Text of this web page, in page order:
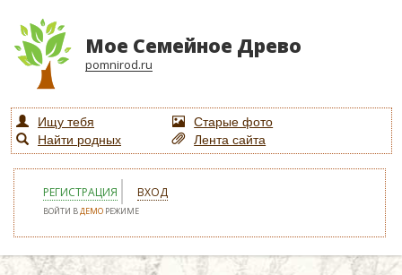
Мое Семейное Древо
pomnirod.ru
Ищу тебя
Старые фото
Найти родных
Лента сайта
РЕГИСТРАЦИЯ ВХОД
ВОЙТИ ВДЕМО РЕЖИМЕ